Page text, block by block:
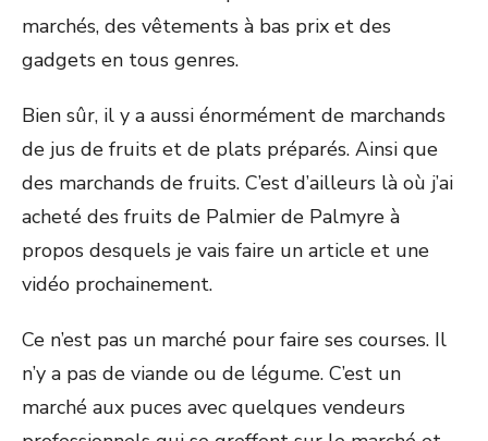
marchés, des vêtements à bas prix et des
gadgets en tous genres.
Bien sûr, il y a aussi énormément de marchands
de jus de fruits et de plats préparés. Ainsi que
des marchands de fruits. C’est d’ailleurs là où j’ai
acheté des fruits de Palmier de Palmyre à
propos desquels je vais faire un article et une
vidéo prochainement.
Ce n’est pas un marché pour faire ses courses. Il
n’y a pas de viande ou de légume. C’est un
marché aux puces avec quelques vendeurs